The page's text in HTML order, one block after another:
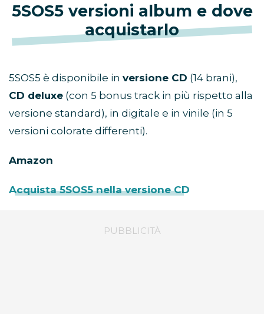
5SOS5 versioni album e dove
acquistarlo
5SOS5 è disponibile in versione CD (14 brani),
CD deluxe (con 5 bonus track in più rispetto alla
versione standard), in digitale e in vinile (in 5
versioni colorate differenti).
Amazon
Acquista 5SOS5 nella versione CD